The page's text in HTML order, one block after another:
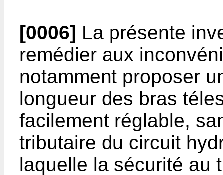
[0006] La présente
remédier aux
notamment proposer
longueur des bras
facilement réglable,
tributaire du circuit
laquelle la sécurité au